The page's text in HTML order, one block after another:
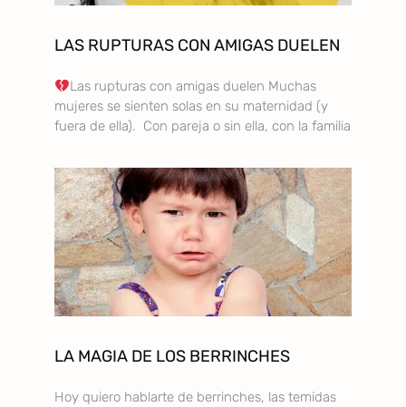
LAS RUPTURAS CON AMIGAS DUELEN
Las rupturas con amigas duelen Muchas
mujeres se sienten solas en su maternidad (y
fuera de ella). Con pareja o sin ella, con la familia
LA MAGIA DE LOS BERRINCHES
Hoy quiero hablarte de berrinches, las temidas